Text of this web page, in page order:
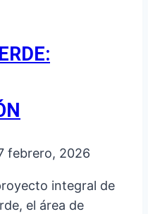
febrero, 2026
integral de
el área de